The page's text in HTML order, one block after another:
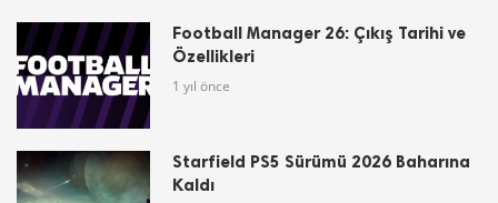
Football Manager 26: Çıkış Tarihi ve
Özellikleri
1 yıl önce
Starfield PS5 Sürümü 2026 Baharına
Kaldı